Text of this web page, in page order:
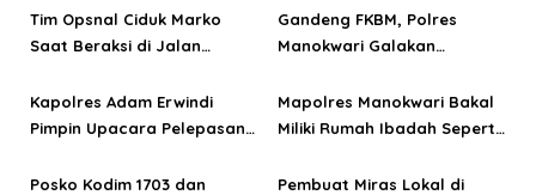
o
s
Tim Opsnal Ciduk Marko
Saat Beraksi di Jalan
Gandeng FKBM, Polres
Manokwari Galakan
Kapolres Adam Erwindi
Pimpin Upacara Pelepasan
Mapolres Manokwari Bakal
Miliki Rumah Ibadah Seperti
Posko Kodim 1703 dan
Pembuat Miras Lokal di